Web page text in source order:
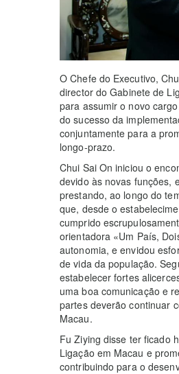
O Chefe do Executivo,
director do Gabinete de
para assumir o novo
do sucesso da
conjuntamente para a
longo-prazo.
Chui Sai On iniciou o
devido às novas funções,
prestando, ao longo do
que, desde o
cumprido
orientadora «Um País,
autonomia, e envidou
de vida da população.
estabelecer fortes
uma boa comunicação e
partes deverão continuar
Macau.
Fu Ziying disse ter ficado
Ligação em Macau e
contribuindo para o